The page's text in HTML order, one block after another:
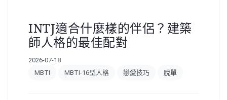
INTJ適合什麼樣的伴侶？建築
師人格的最佳配對
2026-07-18
MBTI
MBTI-16型人格 戀愛技巧 脫單